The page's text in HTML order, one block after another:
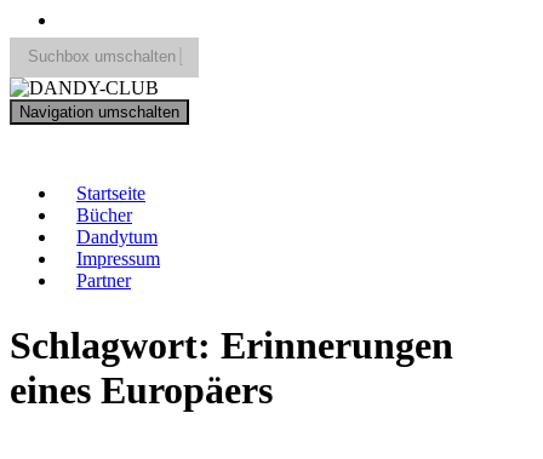
Suchbox umschalten
Search
for:
Navigation umschalten
Startseite
Bücher
Dandytum
Impressum
Partner
Schlagwort: Erinnerungen
eines Europäers